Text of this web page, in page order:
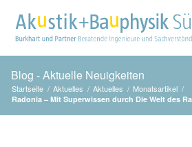
Blog - Aktuelle Neuigkeiten
Startseite / Aktuelles / Aktuelles / Monatsartikel /
Radonia – Mit Superwissen durch Die Welt des